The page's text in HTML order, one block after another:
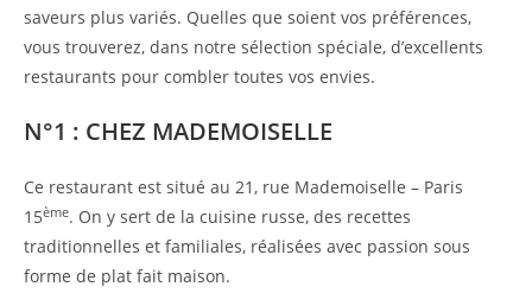
saveurs plus variés. Quelles que soient vos préférences,
vous trouverez, dans notre sélection spéciale, d’excellents
restaurants pour combler toutes vos envies.
N°1 : CHEZ MADEMOISELLE
Ce restaurant est situé au 21, rue Mademoiselle – Paris
15ème. On y sert de la cuisine russe, des recettes
traditionnelles et familiales, réalisées avec passion sous
forme de plat fait maison.